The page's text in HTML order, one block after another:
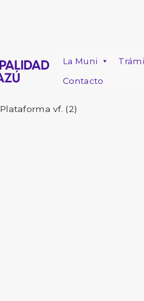
La Muni
Contacto
vf. (2)